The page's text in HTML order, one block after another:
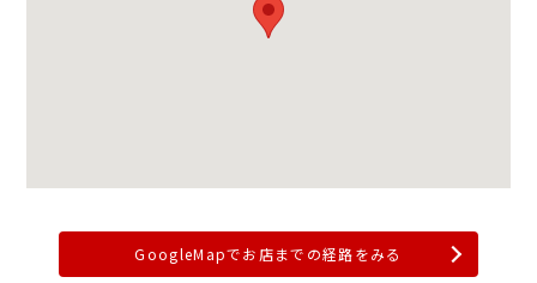
GoogleMapでお店までの経路をみる